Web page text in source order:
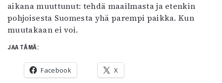
aikana muuttunut: tehdä maailmasta ja etenkin
pohjoisesta Suomesta yhä parempi paikka. Kun
muutakaan ei voi.
JAA TÄMÄ:
Facebook X